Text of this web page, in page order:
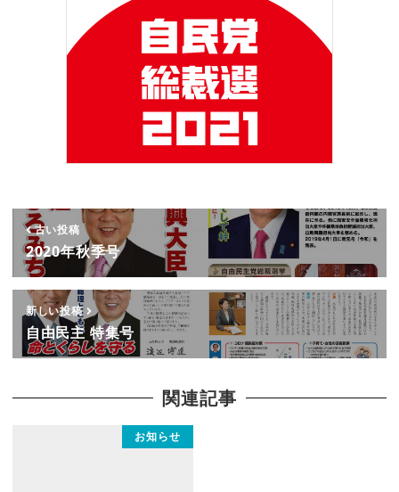
古い投稿
2020年秋季号
新しい投稿
自由民主 特集号
関連記事
お知らせ